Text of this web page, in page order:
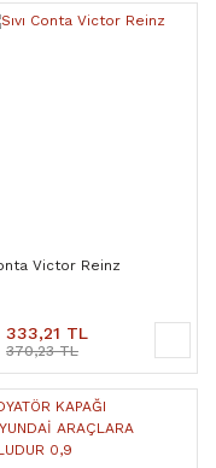
Victor Reinz
333,21 TL
370,23 TL